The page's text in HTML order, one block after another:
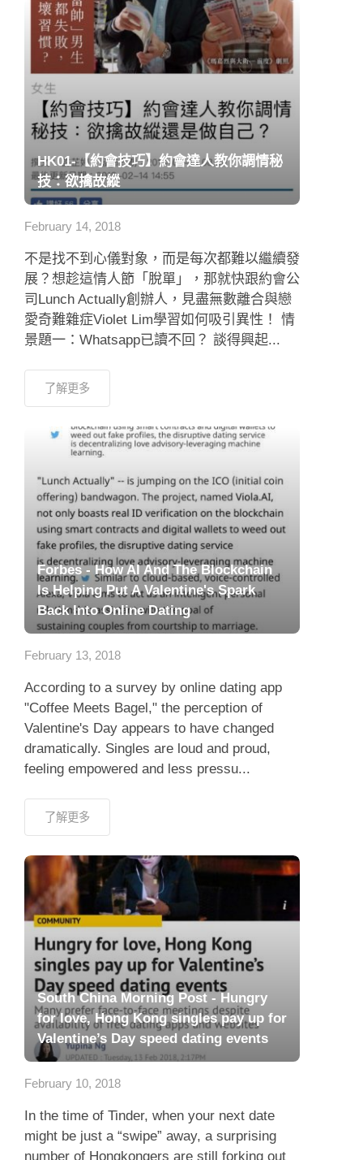
HK01-【約會技巧】約會達人教你調情秘
技：欲擒故縱
February 14, 2018
不是找不到心儀對象，而是每次都難以繼續發
展？想趁這情人節「脫單」，那就快跟約會公
司Lunch Actually創辦人，見盡無數離合與戀
愛奇難雜症Violet Lim學習如何吸引異性！ 情
景題一：Whatsapp已讀不回？ 談得興起...
了解更多
Forbes - How AI And The Blockchain
Is Helping Put A Valentine's Spark
Back Into Online Dating
February 13, 2018
According to a survey by online dating app
"Coffee Meets Bagel," the perception of
Valentine's Day appears to have changed
dramatically. Singles are loud and proud,
feeling empowered and less pressu...
了解更多
South China Morning Post - Hungry
for love, Hong Kong singles pay up for
Valentine’s Day speed dating events
February 10, 2018
In the time of Tinder, when your next date
might be just a “swipe” away, a surprising
number of Hongkongers are still forking out